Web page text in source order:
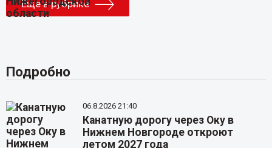
Еще в рубрике
Подробно
06.8.2026 21:40
Канатную дорогу через Оку в
Нижнем Новгороде откроют
летом 2027 года